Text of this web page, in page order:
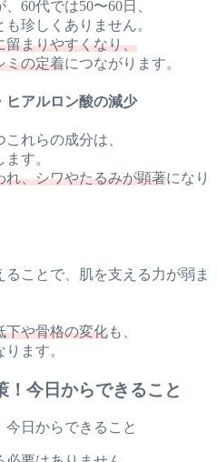
60代では50〜60日、
珍しくありません。
留まりやすくなり、
ミの定着につながります。
ヒアルロン酸の減少
れらの成分は、
す。
れ、シワやたるみが顕著になり
ことで、肌を支える力が弱ま
下や骨格の変化も、
ります。
！今日からできること